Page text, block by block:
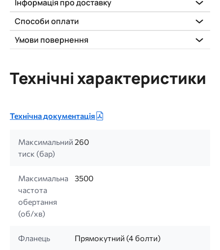
Інформація про доставку
Способи оплати
Умови повернення
Технічні характеристики
Технічна документація
Максимальний
тиск (бар)
260
Максимальна
частота
обертання
(об/хв)
3500
Фланець Прямокутний (4 болти)